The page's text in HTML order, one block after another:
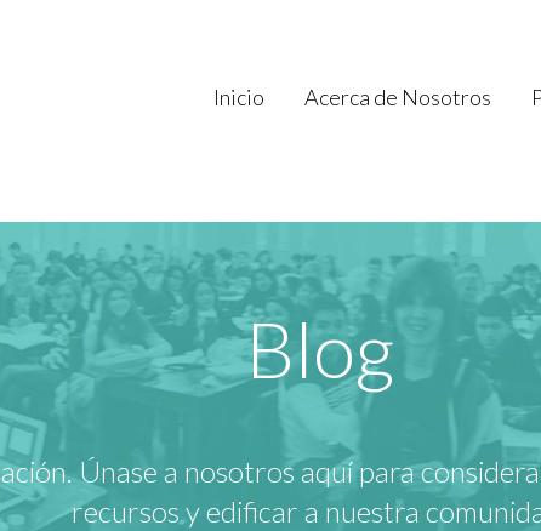
Inicio Acerca de Nosotros
Blog
Únase a nosotros aquí para
recursos y edificar a nuestra